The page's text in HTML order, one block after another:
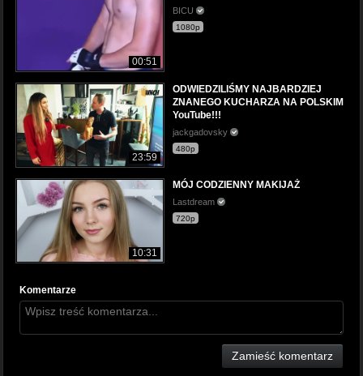
00:51
BICU
1080p
23:59
ODWIEDZILIŚMY NAJBARDZIEJ
ZNANEGO KUCHARZA NA POLSKIM
YouTube!!!
jackgadovsky
480p
10:31
MÓJ CODZIENNY MAKIJAŻ
Lastdream
720p
Komentarze
Zamieść komentarz